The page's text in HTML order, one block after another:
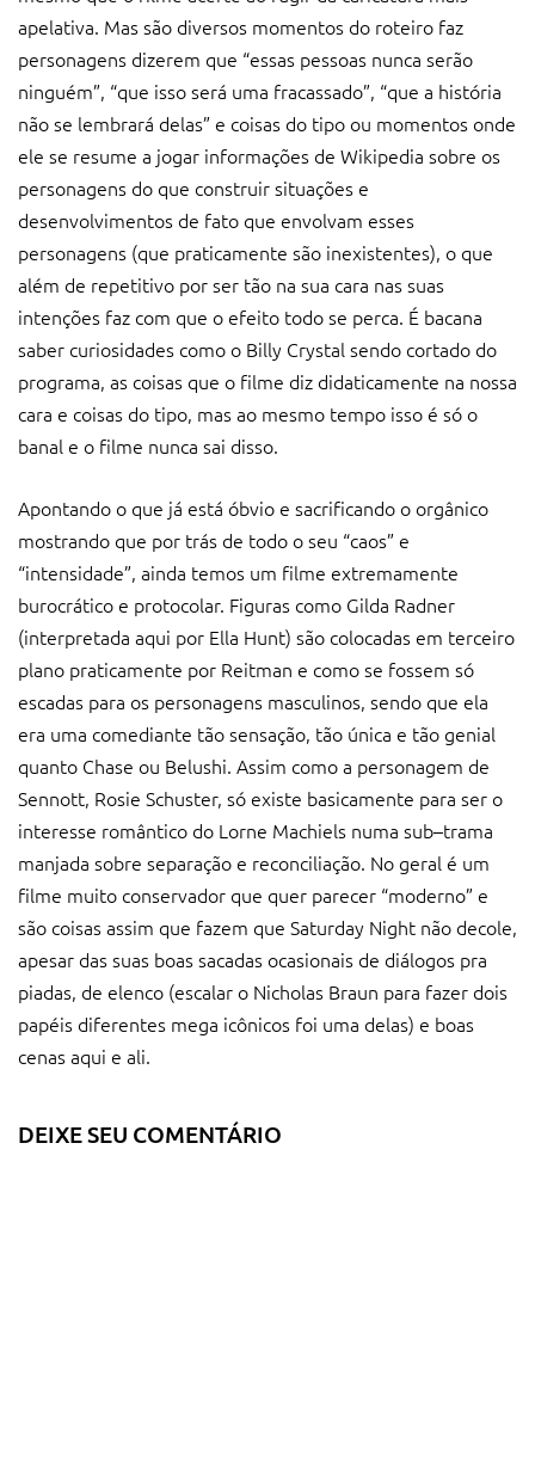
apelativa. Mas são diversos momentos do roteiro faz
personagens dizerem que “essas pessoas nunca serão
ninguém”, “que isso será uma fracassado”, “que a história
não se lembrará delas” e coisas do tipo ou momentos onde
ele se resume a jogar informações de Wikipedia sobre os
personagens do que construir situações e
desenvolvimentos de fato que envolvam esses
personagens (que praticamente são inexistentes), o que
além de repetitivo por ser tão na sua cara nas suas
intenções faz com que o efeito todo se perca. É bacana
saber curiosidades como o Billy Crystal sendo cortado do
programa, as coisas que o filme diz didaticamente na nossa
cara e coisas do tipo, mas ao mesmo tempo isso é só o
banal e o filme nunca sai disso.
Apontando o que já está óbvio e sacrificando o orgânico
mostrando que por trás de todo o seu “caos” e
“intensidade”, ainda temos um filme extremamente
burocrático e protocolar. Figuras como Gilda Radner
(interpretada aqui por Ella Hunt) são colocadas em terceiro
plano praticamente por Reitman e como se fossem só
escadas para os personagens masculinos, sendo que ela
era uma comediante tão sensação, tão única e tão genial
quanto Chase ou Belushi. Assim como a personagem de
Sennott, Rosie Schuster, só existe basicamente para ser o
interesse romântico do Lorne Machiels numa sub–trama
manjada sobre separação e reconciliação. No geral é um
filme muito conservador que quer parecer “moderno” e
são coisas assim que fazem que Saturday Night não decole,
apesar das suas boas sacadas ocasionais de diálogos pra
piadas, de elenco (escalar o Nicholas Braun para fazer dois
papéis diferentes mega icônicos foi uma delas) e boas
cenas aqui e ali.
DEIXE SEU COMENTÁRIO